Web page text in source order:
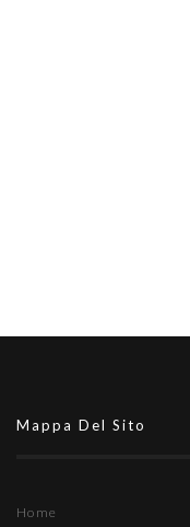
Mappa Del Sito
Home